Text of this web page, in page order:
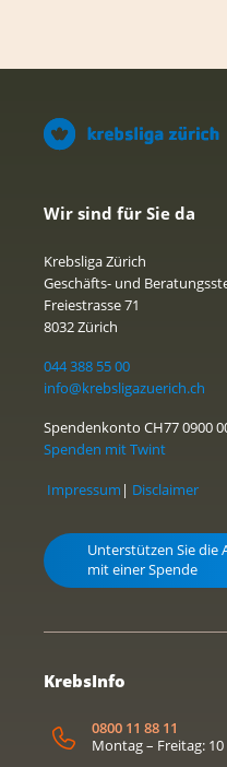
Wir sind für Sie da
Krebsliga Zürich
Geschäfts- und
Freiestrasse 71
8032 Zürich
044 388 55 00
info@krebsligazuerich.ch
Spendenkonto CH77 0900
Spenden mit Twint
Impressum | Disclaimer
Unterstützen Sie die
mit einer Spende
KrebsInfo
0800 11 88 11
Montag – Freitag: 10